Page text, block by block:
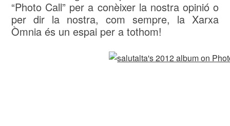
“Photo Call” per a conèixer la nostra opinió o
per dir la nostra, com sempre, la Xarxa
Òmnia és un espai per a tothom!